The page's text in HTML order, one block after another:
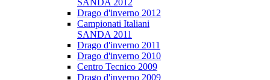
SANDA 2012
Drago d'inverno 2012
Campionati Italiani
SANDA 2011
Drago d'inverno 2011
Drago d'inverno 2010
Centro Tecnico 2009
Drago d'inverno 2009